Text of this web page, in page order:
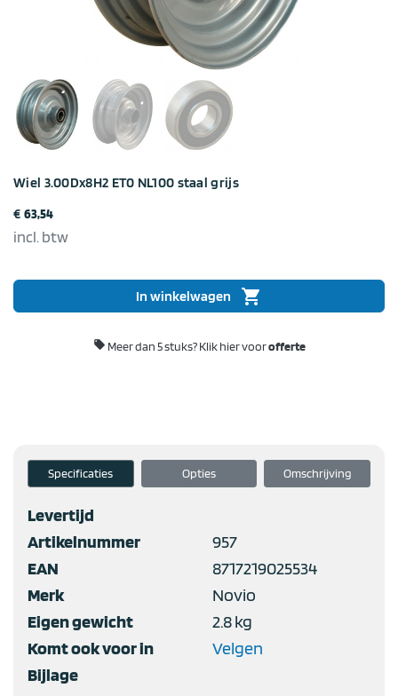
Wiel 3.00Dx8H2 ET0 NL100 staal grijs
€ 63,54
incl. btw
In winkelwagen shopping_cart
 Meer dan 5 stuks?Klik hier voorofferte
Specificaties Opties Omschrijving
Levertijd
Artikelnummer
957
EAN
8717219025534
Merk
Novio
Eigen gewicht
2.8 kg
Komt ook voor in
Velgen
Bijlage